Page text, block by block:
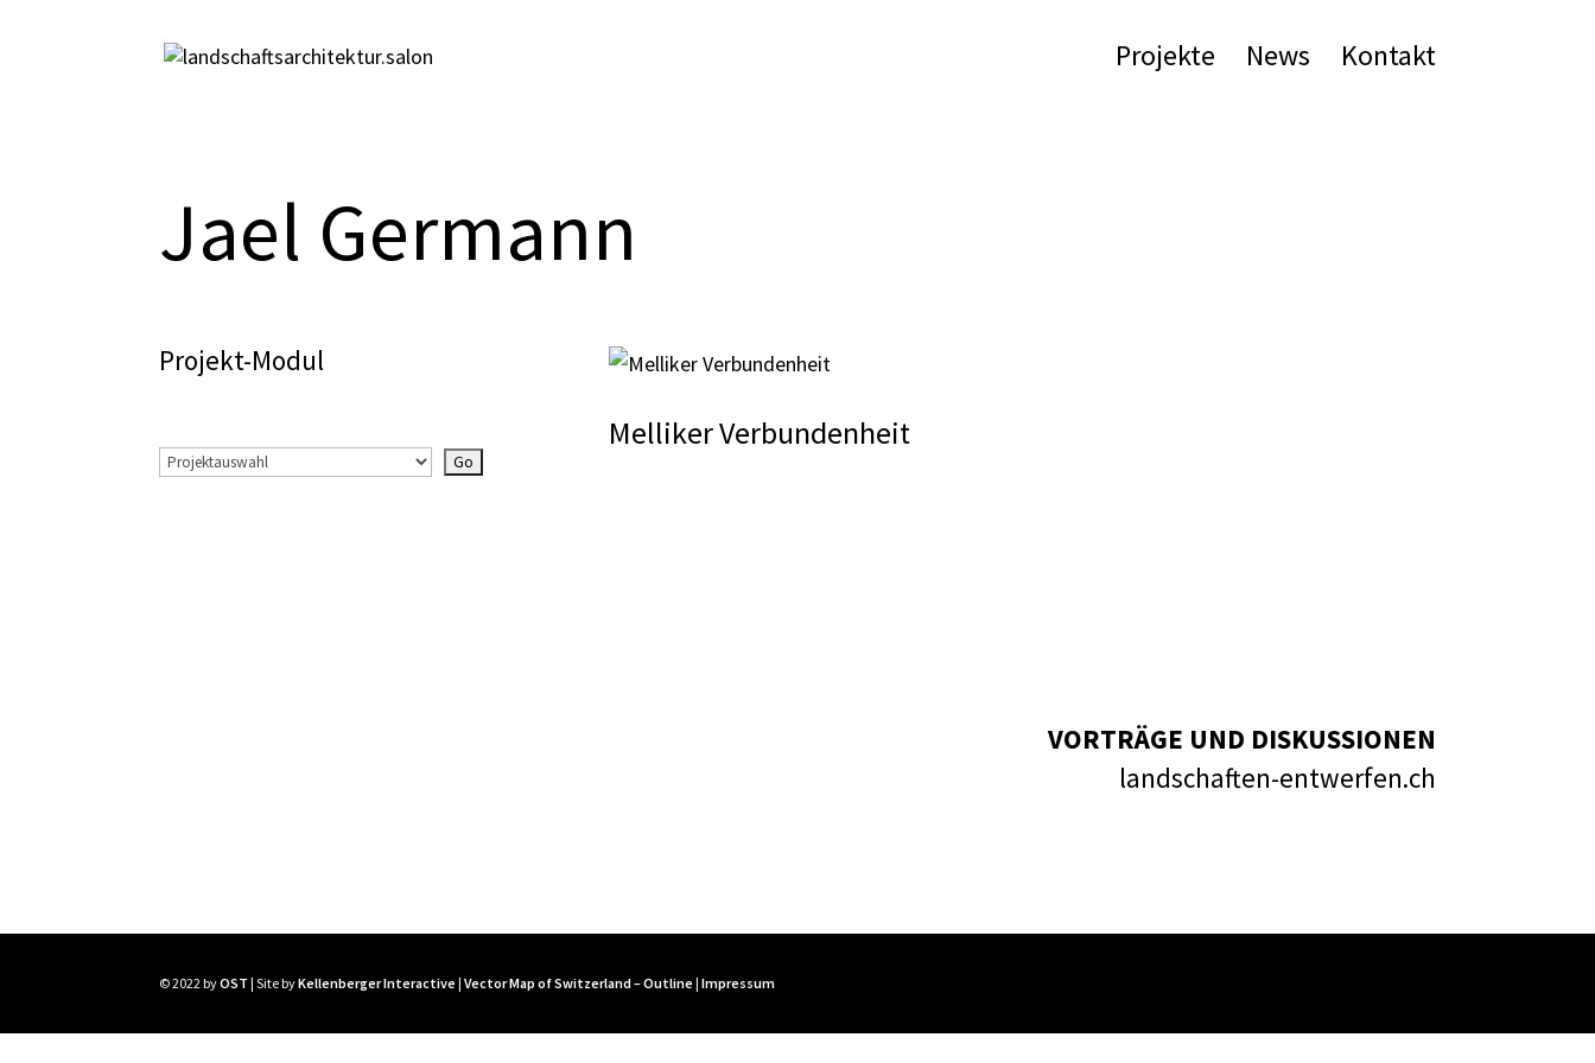
Projekte News Kontakt
Jael Germann
Projekt-Modul
Melliker Verbundenheit
VORTRÄGE UND DISKUSSIONEN
landschaften-entwerfen.ch
© 2022 byOST | Site byKellenberger Interactive|Vector Map of Switzerland – Outline|Impressum